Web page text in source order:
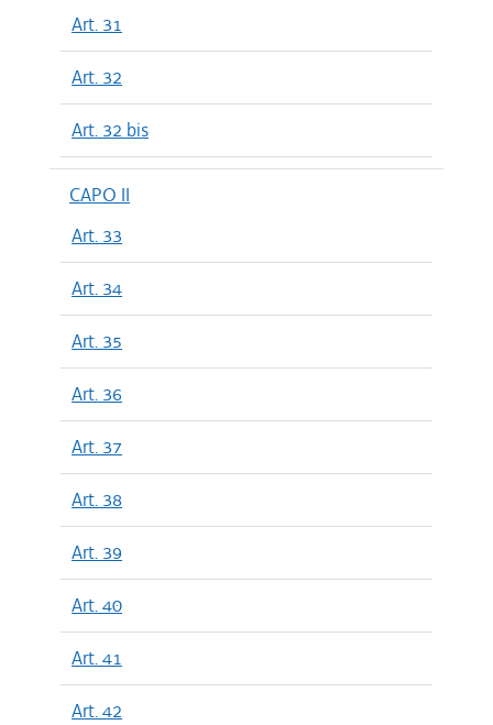
Art. 31
Art. 32
Art. 32 bis
CAPO II
Art. 33
Art. 34
Art. 35
Art. 36
Art. 37
Art. 38
Art. 39
Art. 40
Art. 41
Art. 42